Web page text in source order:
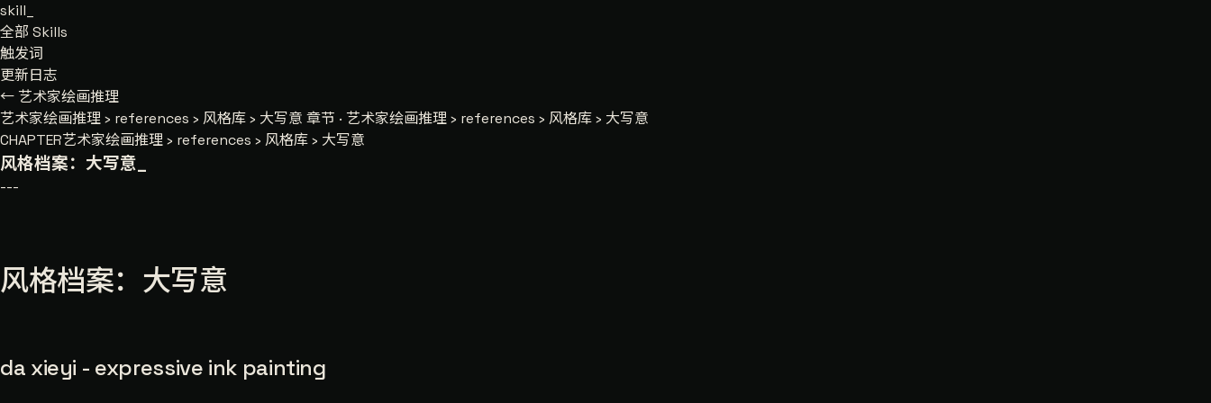
skill
全部 Skills
触发词
更新日志
← 艺术家绘画推理
艺术家绘画推理› references › 风格库› 大写意 章节 · 艺术家绘画推理 › references › 风格库 › 大写意
CHAPTER艺术家绘画推理 › references › 风格库 › 大写意
风格档案：大写意
---
风格档案：大写意
da xieyi - expressive ink painting